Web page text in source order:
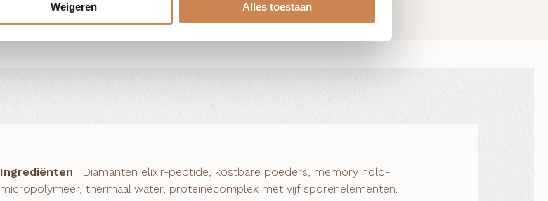
Weigeren Alles toestaan
Ingrediënten
Diamanten elixir-peptide, kostbare poeders, memory hold-
micropolymeer, thermaal water, proteïnecomplex met vijf sporenelementen.